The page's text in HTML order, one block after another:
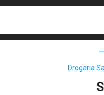
Drogaria